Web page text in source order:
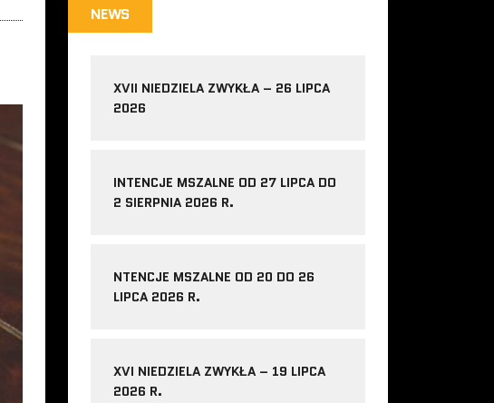
NEWS
XVII NIEDZIELA ZWYKŁA – 26 LIPCA
2026
INTENCJE MSZALNE OD 27 LIPCA DO
2 SIERPNIA 2026 R.
NTENCJE MSZALNE OD 20 DO 26
LIPCA 2026 R.
XVI NIEDZIELA ZWYKŁA – 19 LIPCA
2026 R.